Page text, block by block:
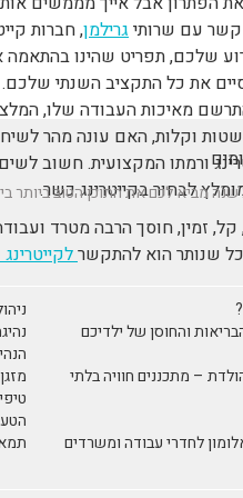
עם שרותיגרילמן, חברות
שלכם, תפריט שהינו
את כל התקציב השנתי
מאיכות העבודה שלו,
וקלות, האם עונה מהר
ורמתו המקצועית. חשוב
לבחור בקייטרינג כשר.
זמין, חוסך הרבה מטרד
שנותר הוא להתקשר
והחוסן של ילדיכם
הולדת – מתכננים חוויה בלתי
לחדרי עבודה ומשרדים
תמא 38 כמנוף לצמיחה